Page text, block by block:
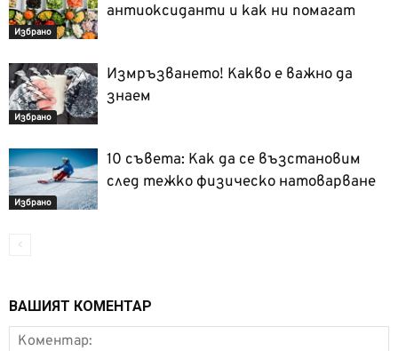
Избрано
антиоксиданти и как ни помагат
Избрано
Измръзването! Какво е важно да
знаем
Избрано
10 съвета: Как да се възстановим
след тежко физическо натоварване
ВАШИЯТ КОМЕНТАР